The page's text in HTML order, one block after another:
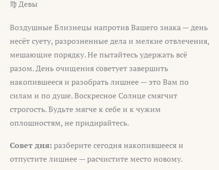
♍ Девы
Воздушные Близнецы напротив Вашего знака — день
несёт суету, разрозненные дела и мелкие отвлечения,
мешающие порядку. Не пытайтесь удержать всё
разом. День очищения советует завершить
накопившееся и разобрать лишнее — это Вам по
силам и по душе. Воскресное Солнце смягчит
строгость. Будьте мягче к себе и к чужим
оплошностям, не придирайтесь.
Совет дня:разберите сегодня накопившееся и
отпустите лишнее — расчистите место новому.